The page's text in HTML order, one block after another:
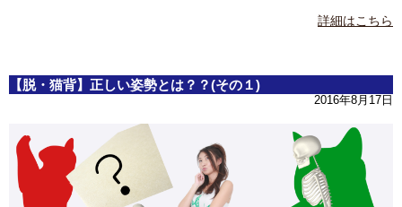
詳細はこちら
【脱・猫背】正しい姿勢とは？？(その１)
2016年8月17日